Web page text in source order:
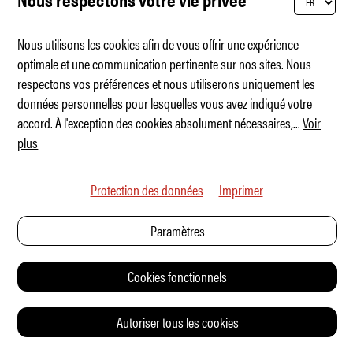
INEOS Grenadier Mise à jour modèle 2026
Nous utilisons les cookies afin de vous offrir une expérience
optimale et une communication pertinente sur nos sites. Nous
respectons vos préférences et nous utiliserons uniquement les
données personnelles pour lesquelles vous avez indiqué votre
accord. À l'exception des cookies absolument nécessaires,...Voir
plus
Protection des données Imprimer
Paramètres
Cookies fonctionnels
Autoriser tous les cookies